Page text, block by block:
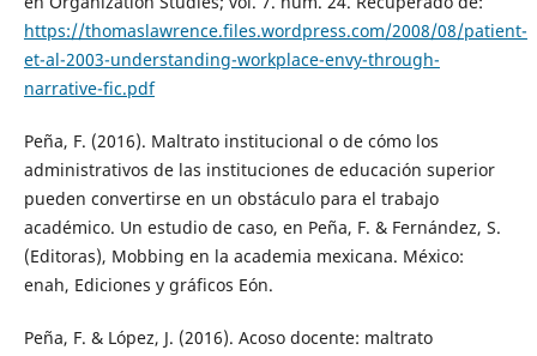
https://thomaslawrence.files.wordpress.com/2008/08/patient-
et-al-2003-understanding-workplace-envy-through-
narrative-fic.pdf
Peña, F. (2016). Maltrato institucional o de cómo los
administrativos de las instituciones de educación superior
pueden convertirse en un obstáculo para el trabajo
académico. Un estudio de caso, en Peña, F. & Fernández, S.
(Editoras), Mobbing en la academia mexicana. México:
enah, Ediciones y gráficos Eón.
Peña, F. & López, J. (2016). Acoso docente: maltrato